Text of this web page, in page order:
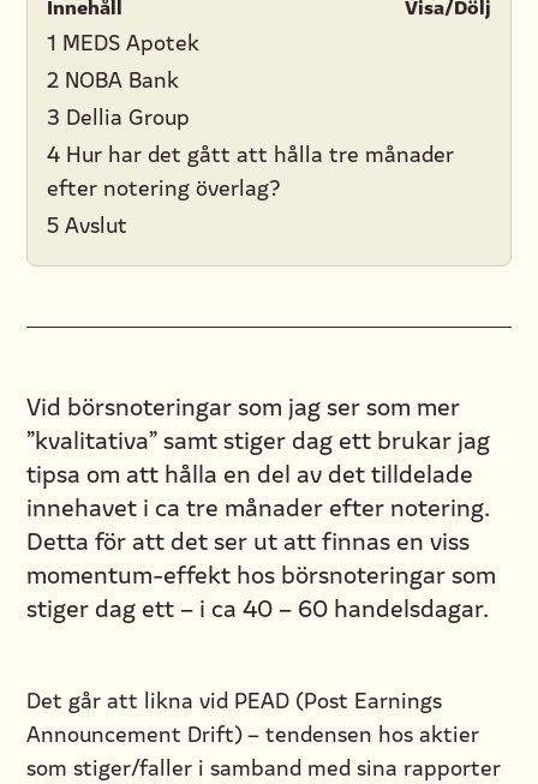
Innehåll Visa/Dölj
1 MEDS Apotek
2 NOBA Bank
3 Dellia Group
4 Hur har det gått att hålla tre månader
efter notering överlag?
5 Avslut
Vid börsnoteringar som jag ser som mer
”kvalitativa” samt stiger dag ett brukar jag
tipsa om att hålla en del av det tilldelade
innehavet i ca tre månader efter notering.
Detta för att det ser ut att finnas en viss
momentum-effekt hos börsnoteringar som
stiger dag ett – i ca 40 – 60 handelsdagar.
Det går att likna vid PEAD (Post Earnings
Announcement Drift) – tendensen hos aktier
som stiger/faller i samband med sina rapporter